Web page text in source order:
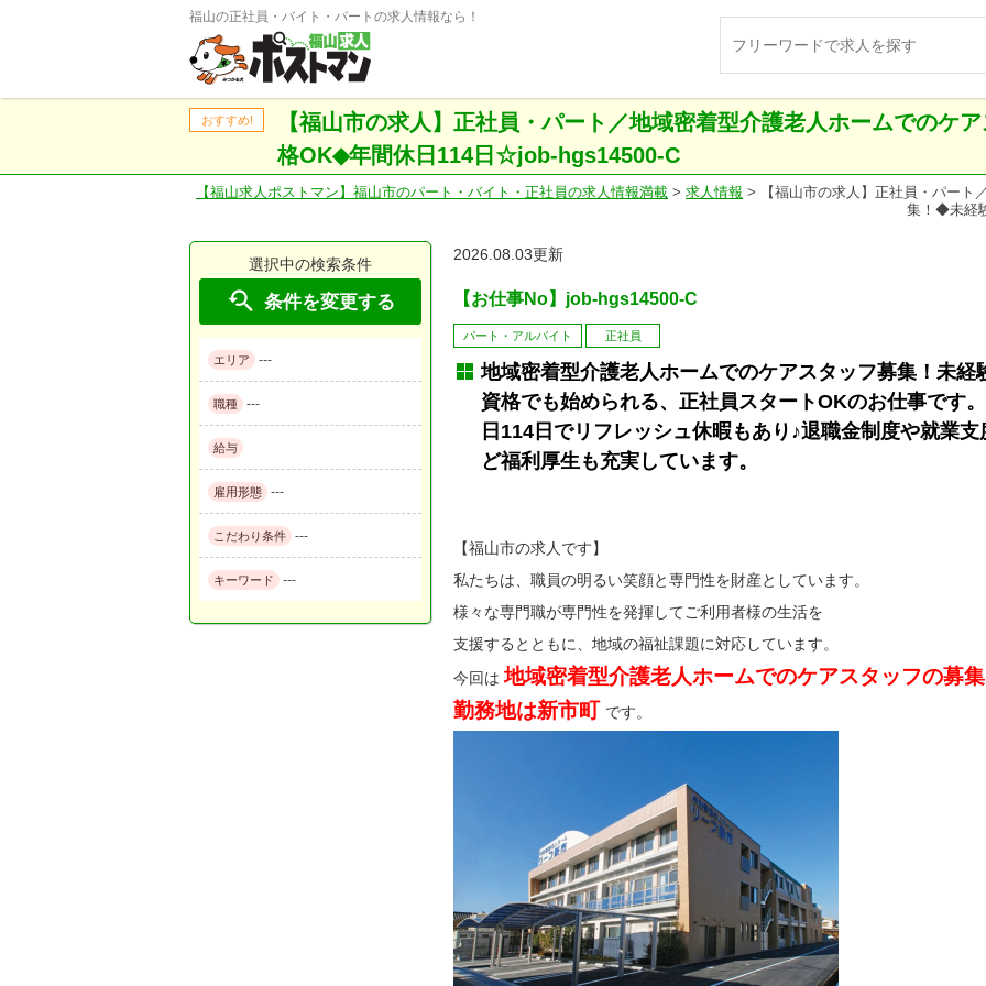
福山の正社員・バイト・パートの求人情報なら！
おすすめ!
【福山市の求人】正社員・パート／地域密着型介護老人ホームでのケ
格OK◆年間休日114日☆job-hgs14500-C
【福山求人ポストマン】福山市のパート・バイト・正社員の求人情報満載 > 求人情報 >
【福山市の求人】正社員・パー
集！◆未経
選択中の検索条件
 条件を変更する
エリア ---
職種 ---
給与
雇用形態 ---
こだわり条件 ---
キーワード ---
2026.08.03更新
【お仕事No】job-hgs14500-C
パート・アルバイト 正社員
地域密着型介護老人ホームでのケアスタッフ募集！未経
資格でも始められる、正社員スタートOKのお仕事です
日114日でリフレッシュ休暇もあり♪退職金制度や就業支
ど福利厚生も充実しています。
【福山市の求人です】
私たちは、職員の明るい笑顔と専門性を財産としています。
様々な専門職が専門性を発揮してご利用者様の生活を
支援するとともに、地域の福祉課題に対応しています。
今回は地域密着型介護老人ホームでのケアスタッフの募
勤務地は新市町 です。